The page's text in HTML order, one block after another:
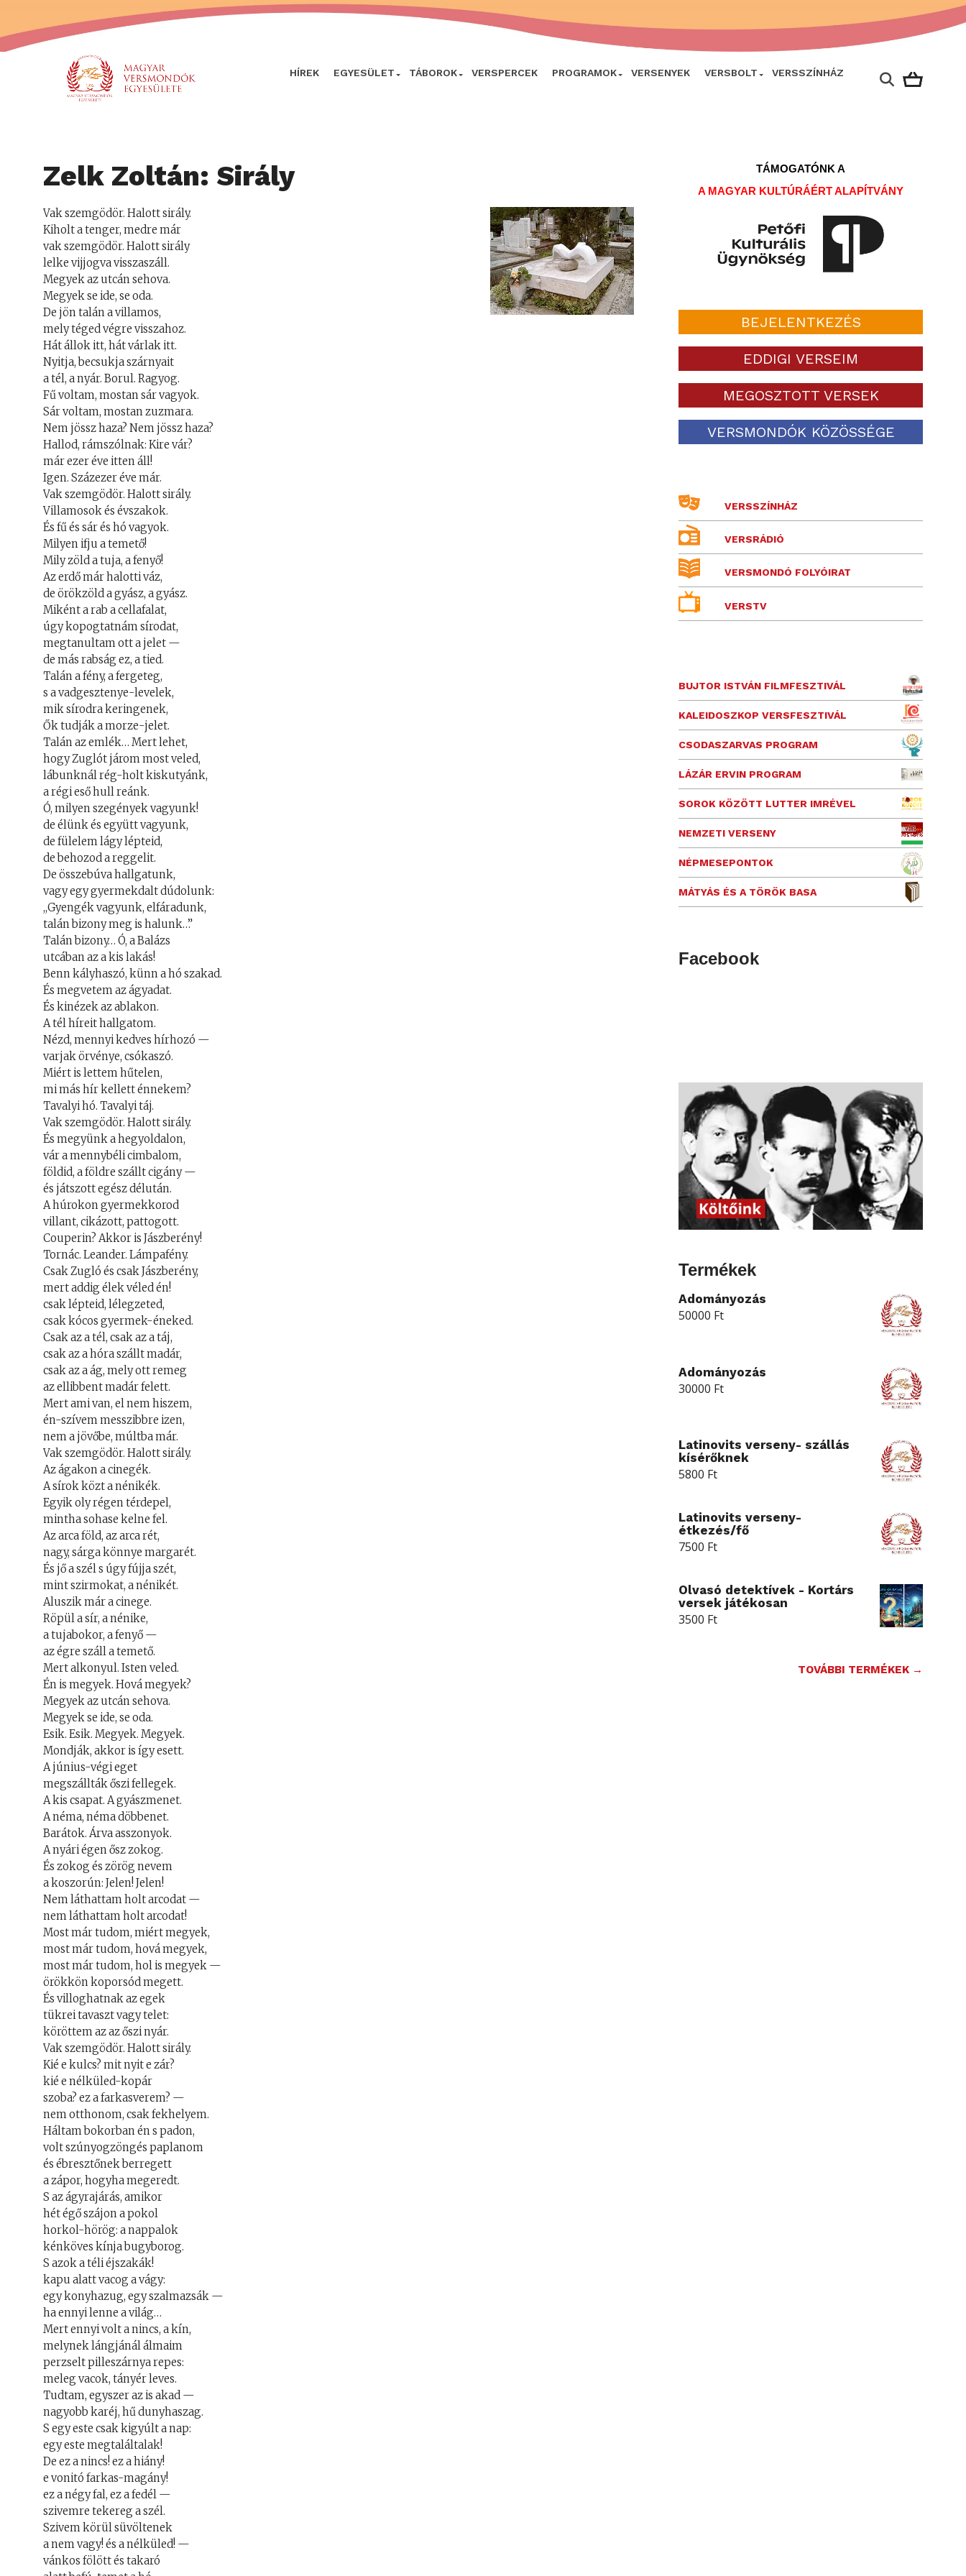
HÍREK EGYESÜLET TÁBOROK VERSPERCEK PROGRAMOK VERSENYEK VERSBOLT VERSSZÍNHÁZ
Zelk Zoltán: Sirály
Vak szemgödör. Halott sirály.
Kiholt a tenger, medre már
vak szemgödör. Halott sirály
lelke vijjogva visszaszáll.
Megyek az utcán sehova.
Megyek se ide, se oda.
De jön talán a villamos,
mely téged végre visszahoz.
Hát állok itt, hát várlak itt.
Nyitja, becsukja szárnyait
a tél, a nyár. Borul. Ragyog.
Fű voltam, mostan sár vagyok.
Sár voltam, mostan zuzmara.
Nem jössz haza? Nem jössz haza?
Hallod, rámszólnak: Kire vár?
már ezer éve itten áll!
Igen. Százezer éve már.
Vak szemgödör. Halott sirály.
Villamosok és évszakok.
És fű és sár és hó vagyok.
Milyen ifju a temető!
Mily zöld a tuja, a fenyő!
Az erdő már halotti váz,
de örökzöld a gyász, a gyász.
Miként a rab a cellafalat,
úgy kopogtatnám sírodat,
megtanultam ott a jelet —
de más rabság ez, a tied.
Talán a fény, a fergeteg,
s a vadgesztenye-levelek,
mik sírodra keringenek,
Ők tudják a morze-jelet.
Talán az emlék… Mert lehet,
hogy Zuglót járom most veled,
lábunknál rég-holt kiskutyánk,
a régi eső hull reánk.
Ó, milyen szegények vagyunk!
de élünk és együtt vagyunk,
de fülelem lágy lépteid,
de behozod a reggelit.
De összebúva hallgatunk,
vagy egy gyermekdalt dúdolunk:
,,Gyengék vagyunk, elfáradunk,
talán bizony meg is halunk…”
Talán bizony… Ó, a Balázs
utcában az a kis lakás!
Benn kályhaszó, künn a hó szakad.
És megvetem az ágyadat.
És kinézek az ablakon.
A tél híreit hallgatom.
Nézd, mennyi kedves hírhozó —
varjak örvénye, csókaszó.
Miért is lettem hűtelen,
mi más hír kellett énnekem?
Tavalyi hó. Tavalyi táj.
Vak szemgödör. Halott sirály.
És megyünk a hegyoldalon,
vár a mennybéli cimbalom,
földid, a földre szállt cigány —
és játszott egész délután.
A húrokon gyermekkorod
villant, cikázott, pattogott.
Couperin? Akkor is Jászberény!
Tornác. Leander. Lámpafény.
Csak Zugló és csak Jászberény,
mert addig élek véled én!
csak lépteid, lélegzeted,
csak kócos gyermek-éneked.
Csak az a tél, csak az a táj,
csak az a hóra szállt madár,
csak az a ág, mely ott remeg
az ellibbent madár felett.
Mert ami van, el nem hiszem,
én-szívem messzibbre izen,
nem a jövőbe, múltba már.
Vak szemgödör. Halott sirály.
Az ágakon a cinegék.
A sírok közt a nénikék.
Egyik oly régen térdepel,
mintha sohase kelne fel.
Az arca föld, az arca rét,
nagy, sárga könnye margarét.
És jő a szél s úgy fújja szét,
mint szirmokat, a nénikét.
Aluszik már a cinege.
Röpül a sír, a nénike,
a tujabokor, a fenyő —
az égre száll a temető.
Mert alkonyul. Isten veled.
Én is megyek. Hová megyek?
Megyek az utcán sehova.
Megyek se ide, se oda.
Esik. Esik. Megyek. Megyek.
Mondják, akkor is így esett.
A június-végi eget
megszállták őszi fellegek.
A kis csapat. A gyászmenet.
A néma, néma döbbenet.
Barátok. Árva asszonyok.
A nyári égen ősz zokog.
És zokog és zörög nevem
a koszorún: Jelen! Jelen!
Nem láthattam holt arcodat —
nem láthattam holt arcodat!
Most már tudom, miért megyek,
most már tudom, hová megyek,
most már tudom, hol is megyek —
örökkön koporsód megett.
És villoghatnak az egek
tükrei tavaszt vagy telet:
köröttem az az őszi nyár.
Vak szemgödör. Halott sirály.
Kié e kulcs? mit nyit e zár?
kié e nélküled-kopár
szoba? ez a farkasverem? —
nem otthonom, csak fekhelyem.
Háltam bokorban én s padon,
volt szúnyogzöngés paplanom
és ébresztőnek berregett
a zápor, hogyha megeredt.
S az ágyrajárás, amikor
hét égő szájon a pokol
horkol-hörög: a nappalok
kénköves kínja bugyborog.
S azok a téli éjszakák!
kapu alatt vacog a vágy:
egy konyhazug, egy szalmazsák —
ha ennyi lenne a világ…
Mert ennyi volt a nincs, a kín,
melynek lángjánál álmaim
perzselt pilleszárnya repes:
meleg vacok, tányér leves.
Tudtam, egyszer az is akad —
nagyobb karéj, hű dunyhaszag.
S egy este csak kigyúlt a nap:
egy este megtaláltalak!
De ez a nincs! ez a hiány!
e vonitó farkas-magány!
ez a négy fal, ez a fedél —
szivemre tekereg a szél.
Szivem körül süvöltenek
a nem vagy! és a nélküled! —
vánkos fölött és takaró
TÁMOGATÓNK A
A MAGYAR KULTÚRÁÉRT ALAPÍTVÁNY
BEJELENTKEZÉS
EDDIGI VERSEIM
MEGOSZTOTT VERSEK
VERSMONDÓK KÖZÖSSÉGE
VERSSZÍNHÁZ
VERSRÁDIÓ
VERSMONDÓ FOLYÓIRAT
VERSTV
BUJTOR ISTVÁN FILMFESZTIVÁL
KALEIDOSZKOP VERSFESZTIVÁL
CSODASZARVAS PROGRAM
LÁZÁR ERVIN PROGRAM
SOROK KÖZÖTT LUTTER IMRÉVEL
NEMZETI VERSENY
NÉPMESEPONTOK
MÁTYÁS ÉS A TÖRÖK BASA
Facebook
Termékek
Adományozás
50000 Ft
Adományozás
30000 Ft
Latinovits verseny- szállás
kísérőknek
5800 Ft
Latinovits verseny-
étkezés/fő
7500 Ft
Olvasó detektívek - Kortárs
versek játékosan
3500 Ft
TOVÁBBI TERMÉKEK →